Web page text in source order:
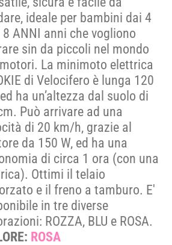
ideale per bambini dai 4
ANNI anni che vogliono
sin da piccoli nel mondo
La minimoto elettrica
di Velocifero è lunga 120
ha un’altezza dal suolo di
Può arrivare ad una
di 20 km/h, grazie al
da 150 W, ed ha una
di circa 1 ora (con una
Ottimi il telaio
e il freno a tamburo. E'
in tre diverse
ROZZA, BLU e ROSA.
ROSA